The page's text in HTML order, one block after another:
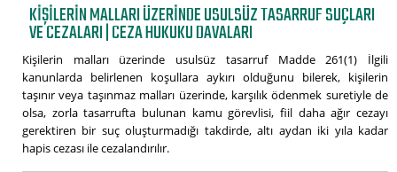
KIŞILERIN MALLARI ÜZERINDE USULSÜZ TASARRUF SUÇLARI
VE CEZALARI | CEZA HUKUKU DAVALARI
Kişilerin malları üzerinde usulsüz tasarruf Madde 261(1) İlgili
kanunlarda belirlenen koşullara aykırı olduğunu bilerek, kişilerin
taşınır veya taşınmaz malları üzerinde, karşılık ödenmek suretiyle de
olsa, zorla tasarrufta bulunan kamu görevlisi, fiil daha ağır cezayı
gerektiren bir suç oluşturmadığı takdirde, altı aydan iki yıla kadar
hapis cezası ile cezalandırılır.